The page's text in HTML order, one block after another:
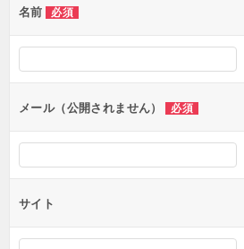
ー
シ
ョ
ン
名前 必須
メール（公開されません） 必須
サイト